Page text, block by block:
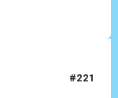
#221